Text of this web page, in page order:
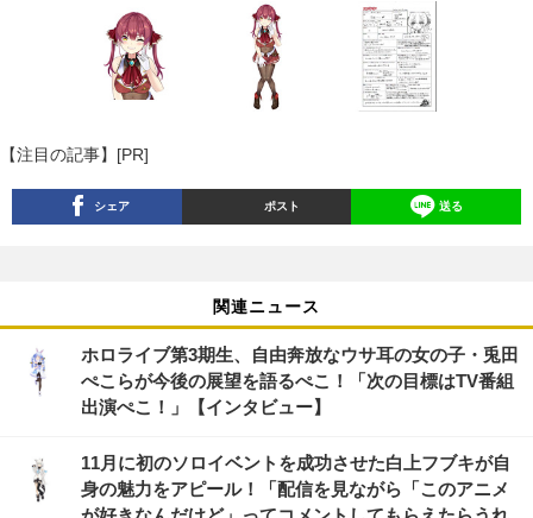
【注目の記事】[PR]
シェア ポスト 送る
関連ニュース
ホロライブ第3期生、自由奔放なウサ耳の女の子・兎田
ぺこらが今後の展望を語るぺこ！「次の目標はTV番組
出演ぺこ！」【インタビュー】
11月に初のソロイベントを成功させた白上フブキが自
身の魅力をアピール！「配信を見ながら「このアニメ